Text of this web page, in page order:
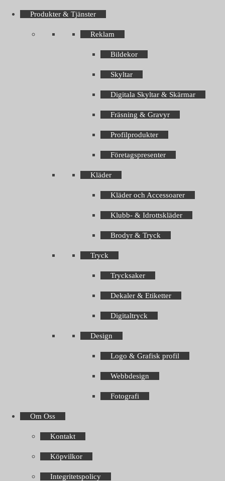
Produkter & Tjänster
Reklam
Bildekor
Skyltar
Digitala Skyltar & Skärmar
Fräsning & Gravyr
Profilprodukter
Företagspresenter
Kläder
Kläder och Accessoarer
Klubb- & Idrottskläder
Brodyr & Tryck
Tryck
Trycksaker
Dekaler & Etiketter
Digitaltryck
Design
Logo & Grafisk profil
Webbdesign
Fotografi
Om Oss
Kontakt
Köpvilkor
Integritetspolicy